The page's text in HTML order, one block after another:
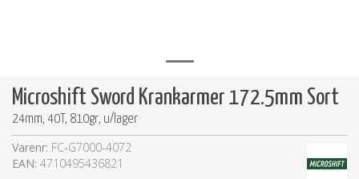
Microshift Sword Krankarmer 172.5mm Sort
24mm, 40T, 810gr, u/lager
Varenr: FC-G7000-4072
EAN: 4710495436821